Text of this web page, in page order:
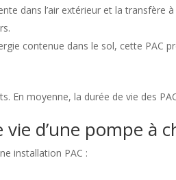
dans l’air extérieur et la transfère
contenue dans le sol, cette PAC
En moyenne, la durée de vie des
d’une pompe à
installation PAC :